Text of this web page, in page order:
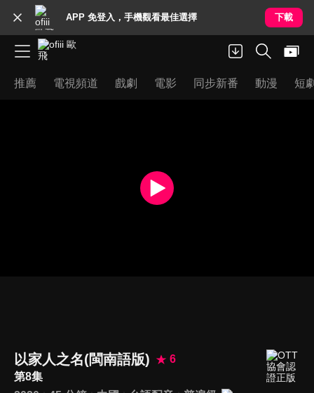
APP 免登入，手機觀看最佳選擇 下載
推薦 電視頻道 戲劇 電影 同步新番 動漫 短
以家人之名(閩南語版)
6
第8集